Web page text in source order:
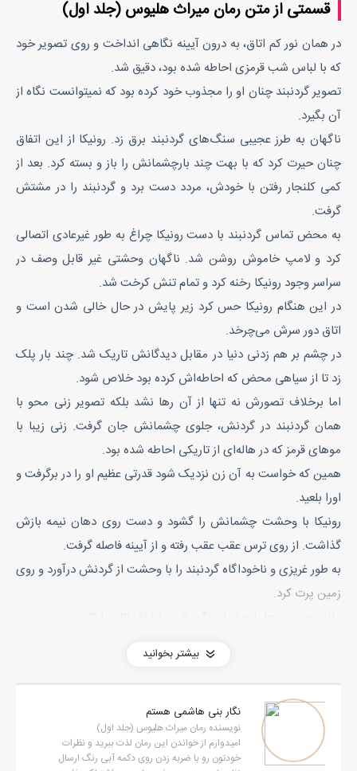
قسمتی از متن رمان میراث هلیوس (جلد اول)
در همان نور کم اتاق، به درون آیینه نگاهی انداخت و روی تصویر خود
که با لباس شب قرمزی احاطه شده بود، دقیق شد.
تصویر گردنبند چنان او را مجذوب خود کرده بود که نمیتوانست نگاه از
آن بگیرد.
ناگهان به طرز عجیبی سنگ‌های گردنبند برق زد. رونیکا از این اتفاق
چنان حیرت کرد که با بهت چند بارچشمانش را باز و بسته کرد. بعد از
کمی کلنجار رفتن با خودش، مردد دست برد و گردنبند را در مشتش
گرفت.
به محض تماس گردنبند با دست رونیکا چراغ به طور غیرعادی اتصالی
کرد و لامپ خاموش روشن شد. ناگهان وحشتی غیر قابل وصف در
سراسر وجود رونیکا رخنه کرد و تمام تنش کرخت شد.
در این هنگام رونیکا حس کرد زیر پایش در حال خالی شدن است و
اتاق دور سرش می‌چرخد.
در چشم بر هم زدنی دنیا در مقابل دیدگانش تاریک شد. چند بار پلک
زد تا از سیاهی محض که احاطه‌اش کرده بود خلاص شود.
اما برخلاف تصورش نه تنها از آن رها نشد بلکه تصویر زنی محو با
همان گردنبند در گردنش، جلوی چشمانش جان گرفت. زنی زیبا با
موهای قرمز که در هاله‌ای از تاریکی احاطه شده بود.
همین که خواست به آن زن نزدیک شود قدرتی عظیم او را در برگرفت و
اورا بلعید.
رونیکا با وحشت چشمانش را گشود و دست روی دهان نیمه بازش
گذاشت. از روی ترس عقب عقب رفته و از آیینه فاصله گرفت.
به طور غریزی و ناخوداگاه گردنبند را با وحشت از گردنش درآورد و روی
زمین پرت کرد.
_ خل شدی رونیکا؟ به خودت بیا، به خودت بیا..! همه اینا از خستگی و
بعد چند سیلی به گونه‌اش نواخت تا از این کابوس احمقانه بیدار شود.
چند قدم برداشت و روی صندلی که در کنار میز مطالعه بود نشست.
چندین بار نفس عمیق کشید تا توانست بر خود مسلط شود.
بیشتر بخوانید
نگار بنی هاشمی هستم
نویسنده رمان میراث هلیوس (جلد اول)
امیدوارم از خواندن این رمان لذت ببرید و نظرات
خودتون رو با ضربه زدن روی دکمه آبی رنگ ارسال